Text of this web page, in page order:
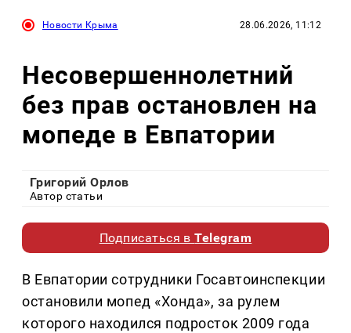
Новости Крыма 28.06.2026, 11:12
Несовершеннолетний
без прав остановлен на
мопеде в Евпатории
Григорий Орлов
Автор статьи
Подписаться вTelegram
В Евпатории сотрудники Госавтоинспекции
остановили мопед «Хонда», за рулем
которого находился подросток 2009 года